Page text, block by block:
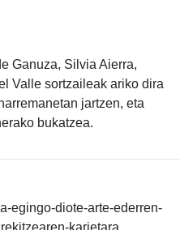
Ganuza, Silvia Aierra,
Valle sortzaileak ariko dira
jartzen, eta
bukatzea.